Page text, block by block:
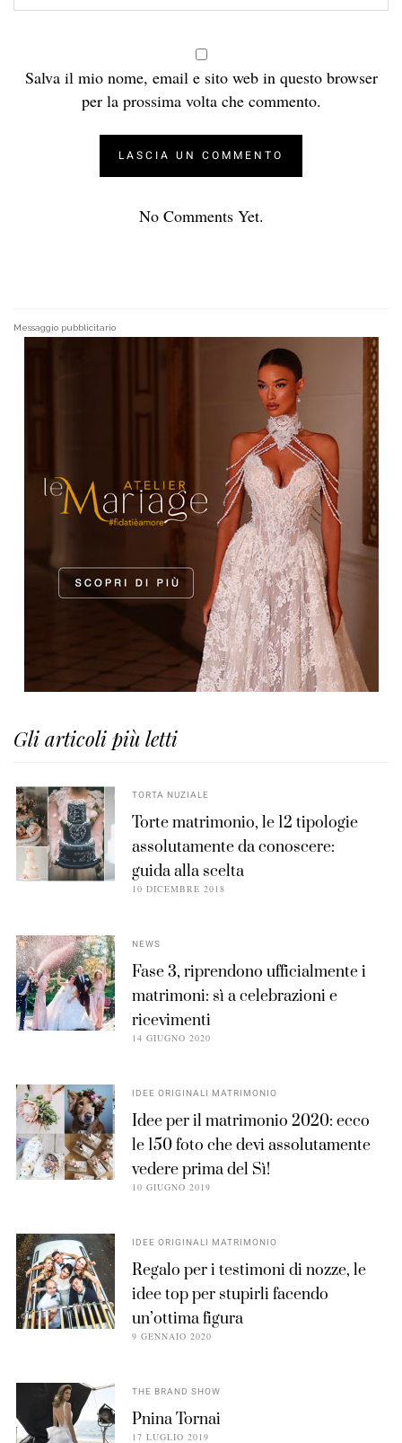
Salva il mio nome, email e sito web in questo browser
per la prossima volta che commento.
No Comments Yet.
Messaggio pubblicitario
Gli articoli più letti
TORTA NUZIALE
Torte matrimonio, le 12 tipologie
assolutamente da conoscere:
guida alla scelta
10 DICEMBRE 2018
NEWS
Fase 3, riprendono ufficialmente i
matrimoni: sì a celebrazioni e
ricevimenti
14 GIUGNO 2020
IDEE ORIGINALI MATRIMONIO
Idee per il matrimonio 2020: ecco
le 150 foto che devi assolutamente
vedere prima del Sì!
10 GIUGNO 2019
IDEE ORIGINALI MATRIMONIO
Regalo per i testimoni di nozze, le
idee top per stupirli facendo
un’ottima figura
9 GENNAIO 2020
THE BRAND SHOW
Pnina Tornai
17 LUGLIO 2019